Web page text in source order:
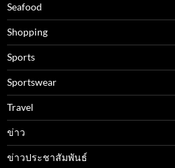
Seafood
Shopping
Sports
Sportswear
Travel
ข่าว
ข่าวประชาสัมพันธ์